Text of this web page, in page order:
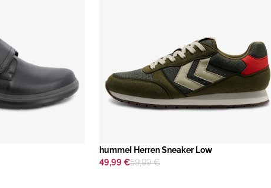
hummel Herren Sneaker Low
49,99 €59,99 €